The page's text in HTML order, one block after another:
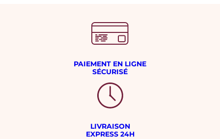
PAIEMENT EN LIGNE
SÉCURISÉ
LIVRAISON
EXPRESS 24H